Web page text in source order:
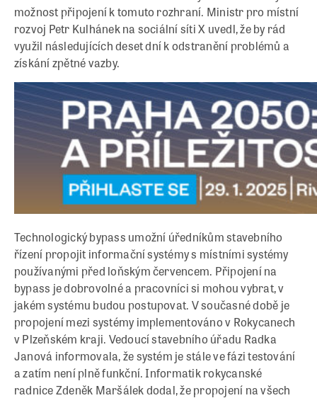
možnost připojení k tomuto rozhraní. Ministr pro místní
rozvoj Petr Kulhánek na sociální síti X uvedl, že by rád
využil následujících deset dní k odstranění problémů a
získání zpětné vazby.
Technologický bypass umožní úředníkům stavebního
řízení propojit informační systémy s místními systémy
používanými před loňským červencem. Připojení na
bypass je dobrovolné a pracovníci si mohou vybrat, v
jakém systému budou postupovat. V současné době je
propojení mezi systémy implementováno v Rokycanech
v Plzeňském kraji. Vedoucí stavebního úřadu Radka
Janová informovala, že systém je stále ve fázi testování
a zatím není plně funkční. Informatik rokycanské
radnice Zdeněk Maršálek dodal, že propojení na všech